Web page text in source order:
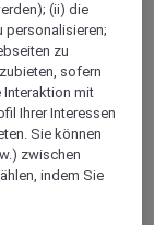
Ihre Aufenthalte
(ii) die
personalisieren;
zu
sofern
Interaktion mit
Ihrer Interessen
Sie können
zwischen
indem Sie